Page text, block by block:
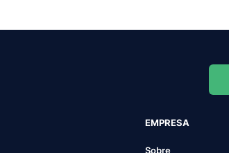
EMPRESA
Sobre